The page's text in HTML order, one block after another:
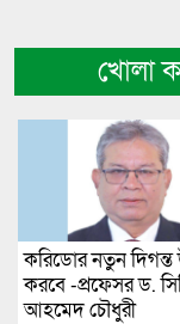
খোলা
করিডোর নতুন দিগন্ত
করবে -প্রফেসর ড.
আহমেদ চৌধুরী